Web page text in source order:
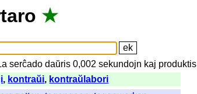
★
serĉado daŭris 0,002sekundojn kaj produktis
, kontraŭi, kontraŭlabori